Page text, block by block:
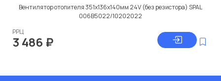
Вентилятор отопителя 351x136x140мм 24V (без резистора) SPAL
006B5022/10202022
РРЦ
3 486 ₽